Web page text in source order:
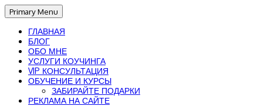
Primary Menu
ГЛАВНАЯ
БЛОГ
ОБО МНЕ
УСЛУГИ КОУЧИНГА
VIP КОНСУЛЬТАЦИЯ
ОБУЧЕНИЕ И КУРСЫ
ЗАБИРАЙТЕ ПОДАРКИ
РЕКЛАМА НА САЙТЕ